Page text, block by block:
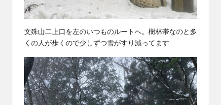
文殊山二上口を左のいつものルートへ。樹林帯なのと多
くの人が歩くので少しずつ雪がすり減ってます